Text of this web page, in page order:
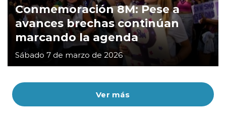
Ver más
Conmemoración 8M: Pese a
avances brechas continúan
marcando la agenda
Sábado 7 de marzo de 2026